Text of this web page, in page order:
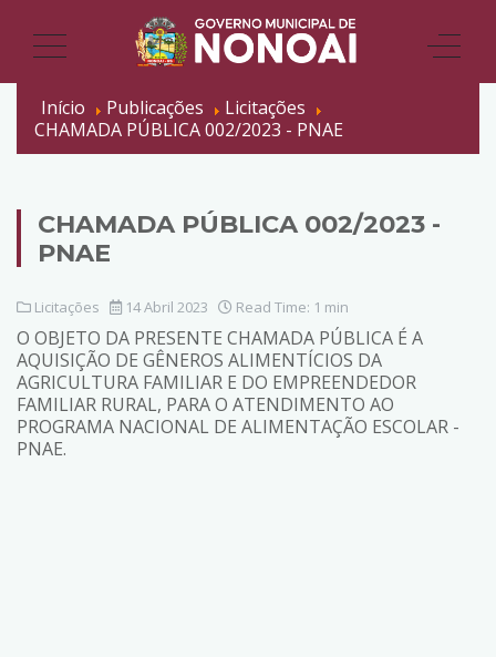
Início Publicações
Licitações
CHAMADA PÚBLICA 002/2023 - PNAE
CHAMADA PÚBLICA 002/2023 -
PNAE
Licitações 14 Abril 2023 Read Time: 1 min
O OBJETO DA PRESENTE CHAMADA PÚBLICA É A
AQUISIÇÃO DE GÊNEROS ALIMENTÍCIOS DA
AGRICULTURA FAMILIAR E DO EMPREENDEDOR
FAMILIAR RURAL, PARA O ATENDIMENTO AO
PROGRAMA NACIONAL DE ALIMENTAÇÃO ESCOLAR -
PNAE.